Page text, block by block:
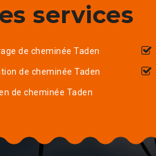
services
de cheminée Taden
de cheminée Taden
de cheminée Taden